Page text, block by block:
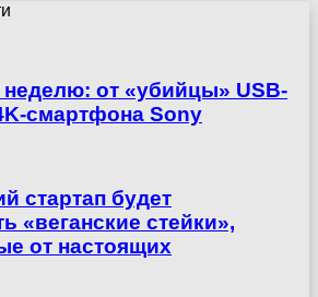
неделю: от «убийцы» USB-
смартфона Sony
стартап будет
«веганские стейки»,
от настоящих